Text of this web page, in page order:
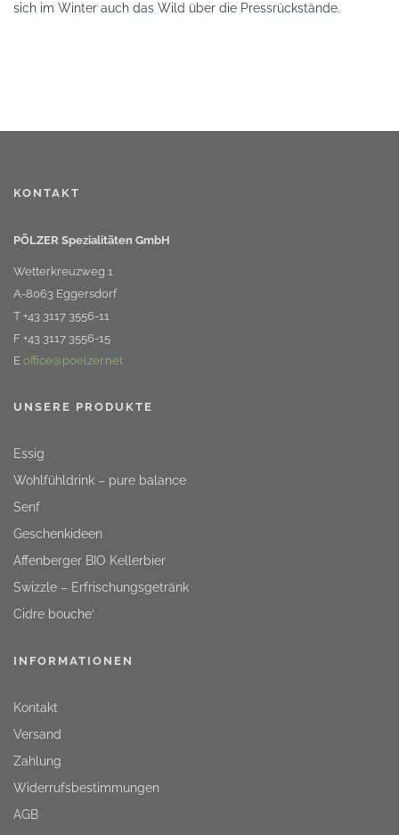
sich im Winter auch das Wild über die Pressrückstände.
KONTAKT
PÖLZER Spezialitäten GmbH
Wetterkreuzweg 1
A-8063 Eggersdorf
T +43 3117 3556-11
F +43 3117 3556-15
E office@poelzer.net
UNSERE PRODUKTE
Essig
Wohlfühldrink – pure balance
Senf
Geschenkideen
Affenberger BIO Kellerbier
Swizzle – Erfrischungsgetränk
Cidre bouche‘
INFORMATIONEN
Kontakt
Versand
Zahlung
Widerrufsbestimmungen
AGB